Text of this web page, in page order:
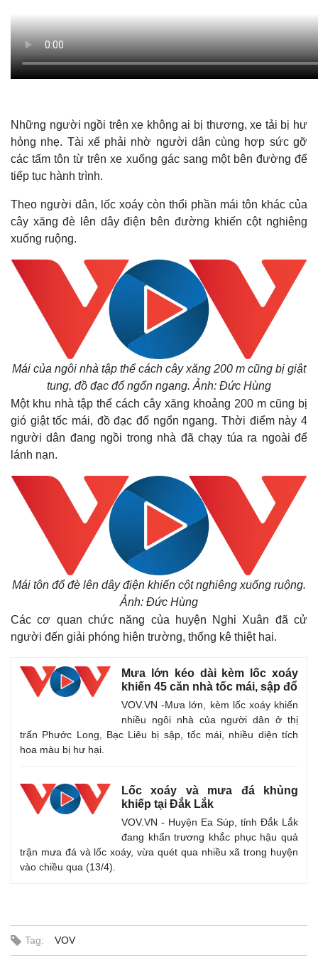
Thế giới
Cuộc sống đó đây
Hồ sơ
Multimedia
Ảnh
E-Magazine
Infographic
Những người ngồi trên xe không ai bị thương, xe tải bị hư
hỏng nhẹ. Tài xế phải nhờ người dân cùng hợp sức gỡ
các tấm tôn từ trên xe xuống gác sang một bên đường để
tiếp tục hành trình.
Theo người dân, lốc xoáy còn thổi phần mái tôn khác của
cây xăng đè lên dây điện bên đường khiến cột nghiêng
xuống ruộng.
Mái của ngôi nhà tập thể cách cây xăng 200 m cũng bị giật
tung, đồ đạc đổ ngổn ngang. Ảnh: Đức Hùng
Một khu nhà tập thể cách cây xăng khoảng 200 m cũng bị
gió giật tốc mái, đồ đạc đổ ngổn ngang. Thời điểm này 4
người dân đang ngồi trong nhà đã chạy túa ra ngoài để
lánh nạn.
Mái tôn đổ đè lên dây điện khiến cột nghiêng xuống ruộng.
Ảnh: Đức Hùng
Các cơ quan chức năng của huyện Nghi Xuân đã cử
người đến giải phóng hiện trường, thống kê thiệt hại.
Mưa lớn kéo dài kèm lốc xoáy
khiến 45 căn nhà tốc mái, sập đổ
VOV.VN -Mưa lớn, kèm lốc xoáy khiến
nhiều ngôi nhà của người dân ở thị
trấn Phước Long, Bạc Liêu bị sập, tốc mái, nhiều diện tích
hoa màu bị hư hại.
Lốc xoáy và mưa đá khủng
khiếp tại Đắk Lắk
VOV.VN - Huyện Ea Súp, tỉnh Đắk Lắk
đang khẩn trương khắc phục hậu quả
trận mưa đá và lốc xoáy, vừa quét qua nhiều xã trong huyện
vào chiều qua (13/4).
Tag: VOV